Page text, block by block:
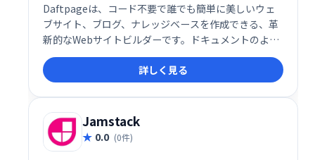
Daftpageは、コード不要で誰でも簡単に美しいウェ
ブサイト、ブログ、ナレッジベースを作成できる、革
新的なWebサイトビルダーです。ドキュメントのよう
に直感的に操作でき、数分で完成。無料で利用でき、
手軽に魅力的なオンラインプレゼンスを構築できま
す。
詳しく見る
Jamstack
0.0 (0件)